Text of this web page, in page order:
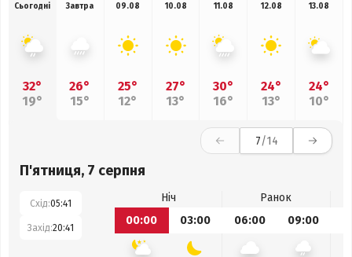
Сьогодні
32°
19°
Завтра
26°
15°
09.08
25°
12°
10.08
27°
13°
11.08
30°
16°
12.08
24°
13°
13.08
24°
10°
7/14
П'ятниця, 7 серпня
Схід:05:41
Захід:20:41
Ніч
Ранок
00:00
03:00 06:00 09:00